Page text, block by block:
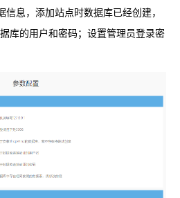
信息，添加站点时数据库已经创建，
库的用户和密码；设置管理员登录密